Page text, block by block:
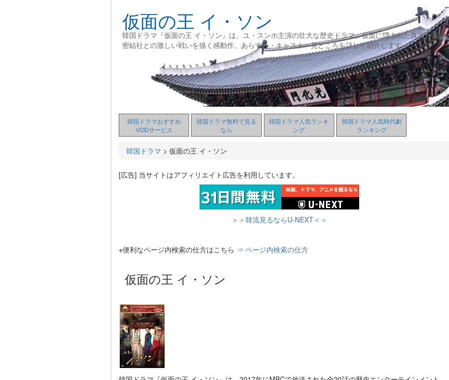
仮面の王 イ・ソン
韓国ドラマ『仮面の王 イ・ソン』は、ユ・スンホ主演の壮大な歴史ドラマ。仮面に隠された真実と運
密結社との激しい戦いを描く感動作。あらすじ・キャスト・見どころを詳しく紹介します。
韓国ドラマおすすめ
VODサービス
韓国ドラマ無料で見る
なら
韓国ドラマ人気ランキ
ング
韓国ドラマ人気時代劇
ランキング
韓国ドラマ > 仮面の王 イ・ソン
[広告] 当サイトはアフィリエイト広告を利用しています。
＞＞韓流見るならU-NEXT＜＜
※便利なページ内検索の仕方はこちら ⇒ ページ内検索の仕方
仮面の王 イ・ソン